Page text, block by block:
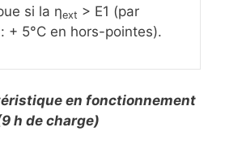
si la ηext > E1 (par
+ 5°C en hors-pointes).
en fonctionnement
h de charge)